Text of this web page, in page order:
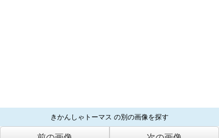
きかんしゃトーマス の別の画像を探す